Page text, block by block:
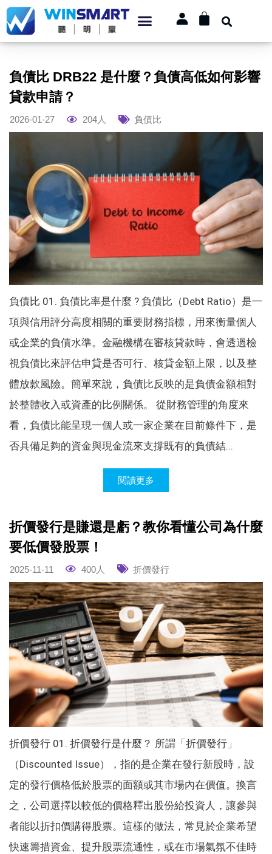
負債比 DRB22 是什麼？負債高低如何影響
貸款申請？
2026-01-27 204人 負債比
負債比 01. 負債比率是什麼 ? 負債比（Debt Ratio）是一
項與信用評分高度相關的重要財務指標，用來衡量個人
或企業的負債水準。金融機構在審核貸款時，會透過檢
視負債比來評估申貸是否可行、核貸金額上限，以及整
體放款風險。簡單來說，負債比反映的是負債金額相對
於整體收入或資產的比例關係。 從財務管理的角度來
看，負債比能呈現一個人或一家企業在目前條件下，是
否具備足夠的資金與現金流來支撐既有的負債結...
閱讀更多
折價發行是賺還是虧？教你看懂公司為什麼
要低價發股票！
2025-11-11 400人 折價發行
折價發行 01. 折價發行是什麼？ 所謂「折價發行」
（Discounted Issue），指的是企業在發行新股時，設
定的發行價格低於股票的面額或其市場內在價值。換言
之，公司選擇以較低的價格釋出股份給投資人，讓參與
者能以折扣價購得股票。這樣的做法，常見於企業希望
快速籌措資金、提升股票流通性，或在市場氣氛不佳時